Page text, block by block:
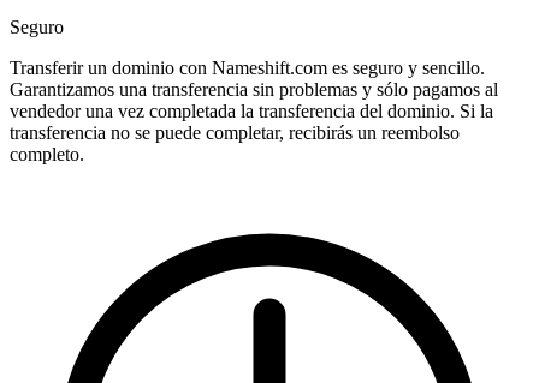
Seguro
Transferir un dominio con Nameshift.com es seguro y sencillo.
Garantizamos una transferencia sin problemas y sólo pagamos al
vendedor una vez completada la transferencia del dominio. Si la
transferencia no se puede completar, recibirás un reembolso
completo.